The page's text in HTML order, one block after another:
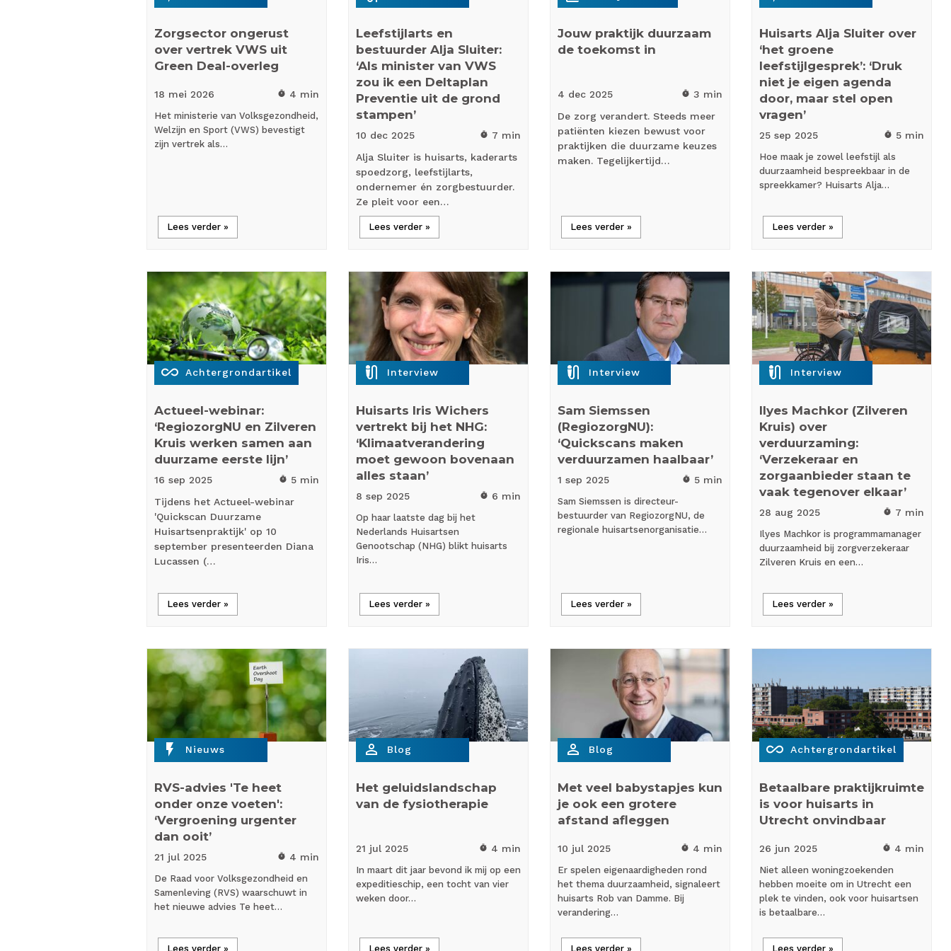
Zorgsector ongerust
over vertrek VWS uit
Green Deal-overleg
18 mei 2026 timer 4 min
Het ministerie van Volksgezondheid,
Welzijn en Sport (VWS) bevestigt
zijn vertrek als…
Lees verder »
Leefstijlarts en
bestuurder Alja Sluiter:
‘Als minister van VWS
zou ik een Deltaplan
Preventie uit de grond
stampen’
10 dec 2025 timer 7 min
Alja Sluiter is huisarts, kaderarts
spoedzorg, leefstijlarts,
ondernemer én zorgbestuurder.
Ze pleit voor een…
Lees verder »
Jouw praktijk duurzaam
de toekomst in
4 dec 2025 timer 3 min
De zorg verandert. Steeds meer
patiënten kiezen bewust voor
praktijken die duurzame keuzes
maken. Tegelijkertijd…
Lees verder »
Huisarts Alja Sluiter over
‘het groene
leefstijlgesprek’: ‘Druk
niet je eigen agenda
door, maar stel open
vragen’
25 sep 2025 timer 5 min
Hoe maak je zowel leefstijl als
duurzaamheid bespreekbaar in de
spreekkamer? Huisarts Alja…
Lees verder »
all_inclusive Achtergrondartikel
Actueel-webinar:
‘RegiozorgNU en Zilveren
Kruis werken samen aan
duurzame eerste lijn’
16 sep 2025 timer 5 min
Tijdens het Actueel-webinar
'Quickscan Duurzame
Huisartsenpraktijk' op 10
september presenteerden Diana
Lucassen (…
Lees verder »
mic_external_on Interview
Huisarts Iris Wichers
vertrekt bij het NHG:
‘Klimaatverandering
moet gewoon bovenaan
alles staan’
8 sep 2025 timer 6 min
Op haar laatste dag bij het
Nederlands Huisartsen
Genootschap (NHG) blikt huisarts
Iris…
Lees verder »
mic_external_on Interview
Sam Siemssen
(RegiozorgNU):
‘Quickscans maken
verduurzamen haalbaar’
1 sep 2025 timer 5 min
Sam Siemssen is directeur-
bestuurder van RegiozorgNU, de
regionale huisartsenorganisatie…
Lees verder »
mic_external_on Interview
Ilyes Machkor (Zilveren
Kruis) over
verduurzaming:
‘Verzekeraar en
zorgaanbieder staan te
vaak tegenover elkaar’
28 aug 2025 timer 7 min
Ilyes Machkor is programmamanager
duurzaamheid bij zorgverzekeraar
Zilveren Kruis en een…
Lees verder »
flash_on Nieuws
RVS-advies 'Te heet
onder onze voeten':
‘Vergroening urgenter
dan ooit’
21 jul 2025 timer 4 min
De Raad voor Volksgezondheid en
Samenleving (RVS) waarschuwt in
het nieuwe advies Te heet…
Lees verder »
person_outline Blog
Het geluidslandschap
van de fysiotherapie
21 jul 2025 timer 4 min
In maart dit jaar bevond ik mij op een
expeditieschip, een tocht van vier
weken door…
Lees verder »
person_outline Blog
Met veel babystapjes kun
je ook een grotere
afstand afleggen
10 jul 2025 timer 4 min
Er spelen eigenaardigheden rond
het thema duurzaamheid, signaleert
huisarts Rob van Damme. Bij
verandering…
Lees verder »
all_inclusive Achtergrondartikel
Betaalbare praktijkruimte
is voor huisarts in
Utrecht onvindbaar
26 jun 2025 timer 4 min
Niet alleen woningzoekenden
hebben moeite om in Utrecht een
plek te vinden, ook voor huisartsen
is betaalbare…
Lees verder »